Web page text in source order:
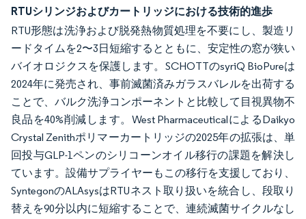
RTUシリンジおよびカートリッジにおける技術的進歩
RTU形態は洗浄および脱発熱物質処理を不要にし、製造リ
ードタイムを2〜3日短縮するとともに、安定性の窓が狭い
バイオロジクスを保護します。SCHOTTのsyriQ BioPureは
2024年に発売され、事前滅菌済みガラスバレルを出荷する
ことで、バルク洗浄コンポーネントと比較して目視異物不
良品を40%削減します。West PharmaceuticalによるDaikyo
Crystal Zenithポリマーカートリッジの2025年の拡張は、単
回投与GLP-1ペンのシリコーンオイル移行の課題を解決し
ています。設備サプライヤーもこの移行を支援しており、
SyntegonのALAsysはRTUネスト取り扱いを統合し、段取り
替えを90分以内に短縮することで、連続滅菌サイクルなし